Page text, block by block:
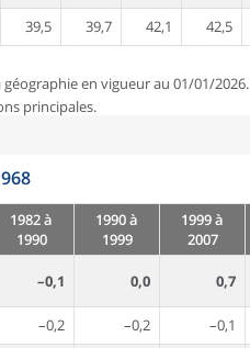
39,5 39,7 42,1 42,5
en vigueur au 01/01/2026.
principales.
1982 à
1990
1990 à
1999
1999 à
2007
–0,1 0,0 0,7
–0,2 –0,2 –0,1